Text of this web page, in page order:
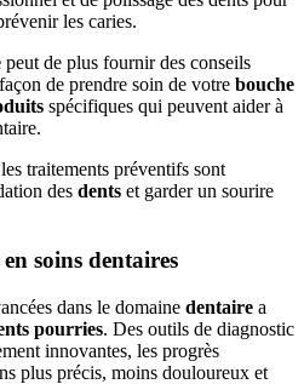
les caries.
peut de plus fournir des conseils
de prendre soin de votre bouche
spécifiques qui peuvent aider à
traitements préventifs sont
des dents et garder un sourire
soins dentaires
dans le domaine dentaire a
pourries. Des outils de diagnostic
innovantes, les progrès
plus précis, moins douloureux et